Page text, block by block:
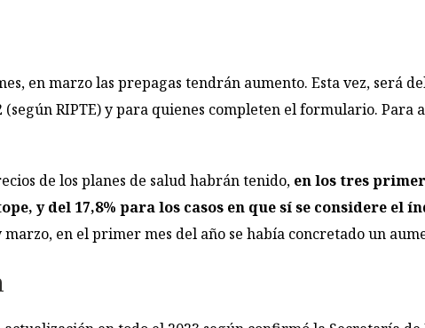
en marzo las prepagas tendrán aumento. Esta vez, será
(según RIPTE) y para quienes completen el formulario.
de los planes de salud habrán tenido, en los tres
y del 17,8% para los casos en que sí se considere el
en el primer mes del año se había concretado un